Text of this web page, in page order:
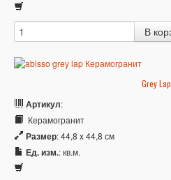
Grey Lap
Артикул:
Керамогранит
Размер: 44,8 x 44,8 см
Ед. изм.: кв.м.